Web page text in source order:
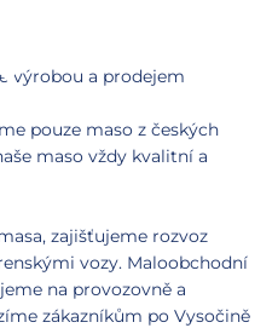
výrobou a prodejem
pouze maso z českých
maso vždy kvalitní a
zajišťujeme rozvoz
vozy. Maloobchodní
na provozovně a
zákazníkům po Vysočině